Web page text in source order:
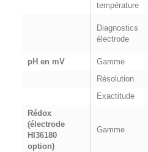
température
Diagnostics
électrode
pH en mV
Gamme
Résolution
Exactitude
Rédox
(électrode
HI36180
option)
Gamme